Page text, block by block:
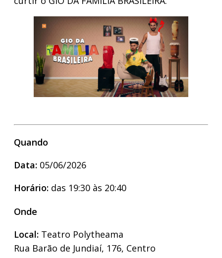
Quando
Data: 05/06/2026
Horário: das 19:30 às 20:40
Onde
Local: Teatro Polytheama
Rua Barão de Jundiaí, 176, Centro